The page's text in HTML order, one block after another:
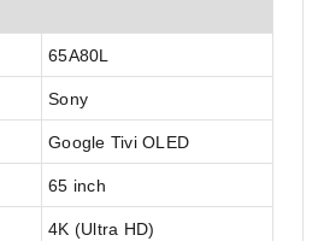
65A80L
Sony
Google Tivi OLED
65 inch
4K (Ultra HD)